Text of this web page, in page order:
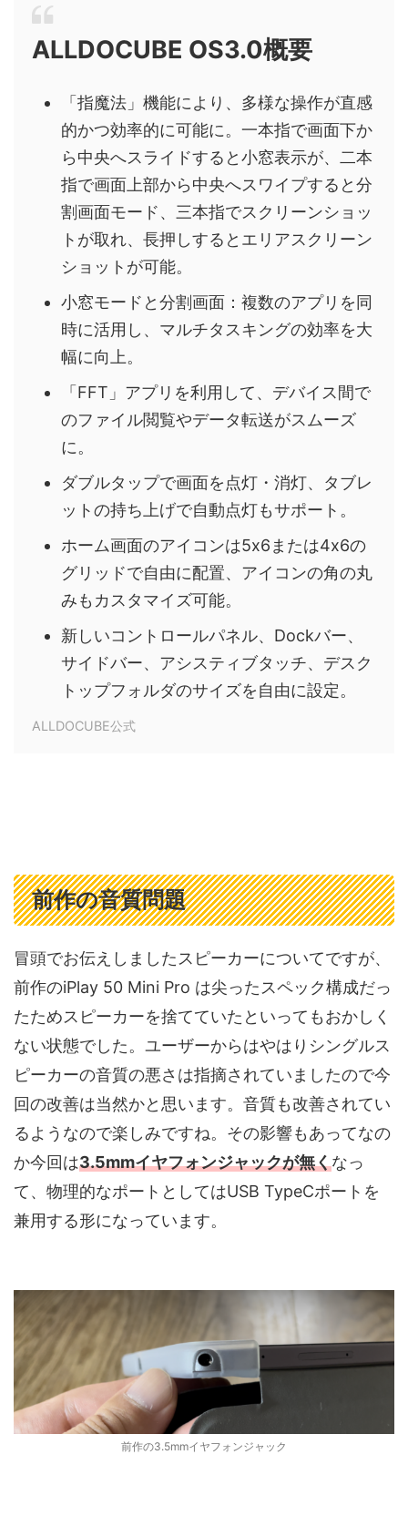
ALLDOCUBE OS3.0概要
「指魔法」機能により、多様な操作が直感
的かつ効率的に可能に。一本指で画面下か
ら中央へスライドすると小窓表示が、二本
指で画面上部から中央へスワイプすると分
割画面モード、三本指でスクリーンショッ
トが取れ、長押しするとエリアスクリーン
ショットが可能。
小窓モードと分割画面：複数のアプリを同
時に活用し、マルチタスキングの効率を大
幅に向上。
「FFT」アプリを利用して、デバイス間で
のファイル閲覧やデータ転送がスムーズ
に。
ダブルタップで画面を点灯・消灯、タブレ
ットの持ち上げで自動点灯もサポート。
ホーム画面のアイコンは5x6または4x6の
グリッドで自由に配置、アイコンの角の丸
みもカスタマイズ可能。
新しいコントロールパネル、Dockバー、
サイドバー、アシスティブタッチ、デスク
トップフォルダのサイズを自由に設定。
ALLDOCUBE公式
前作の音質問題
冒頭でお伝えしましたスピーカーについてですが、
前作のiPlay 50 Mini Pro は尖ったスペック構成だっ
たためスピーカーを捨てていたといってもおかしく
ない状態でした。ユーザーからはやはりシングルス
ピーカーの音質の悪さは指摘されていましたので今
回の改善は当然かと思います。音質も改善されてい
るようなので楽しみですね。その影響もあってなの
か今回は3.5mmイヤフォンジャックが無くなっ
て、物理的なポートとしてはUSB TypeCポートを
兼用する形になっています。
前作の3.5mmイヤフォンジャック